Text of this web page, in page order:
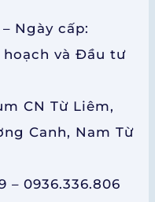
Ngày cấp:
hoạch và Đầu tư
CN Từ Liêm,
Canh, Nam Từ
– 0936.336.806